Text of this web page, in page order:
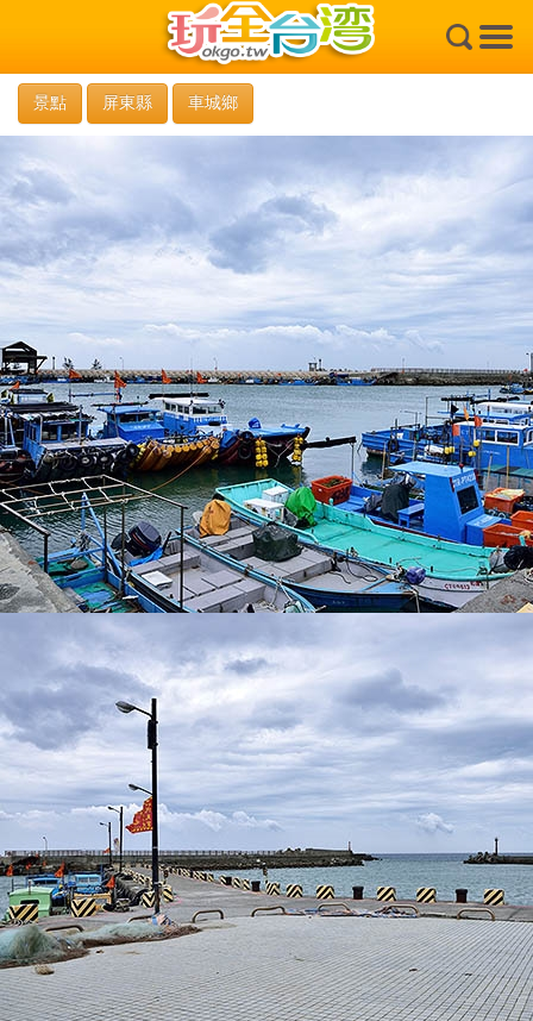
×
景點 屏東縣 車城鄉